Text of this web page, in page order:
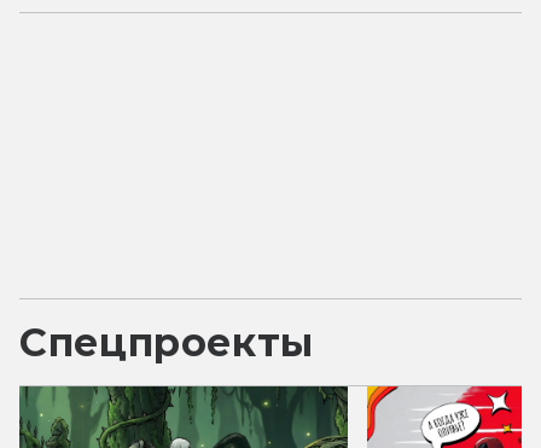
Спецпроекты